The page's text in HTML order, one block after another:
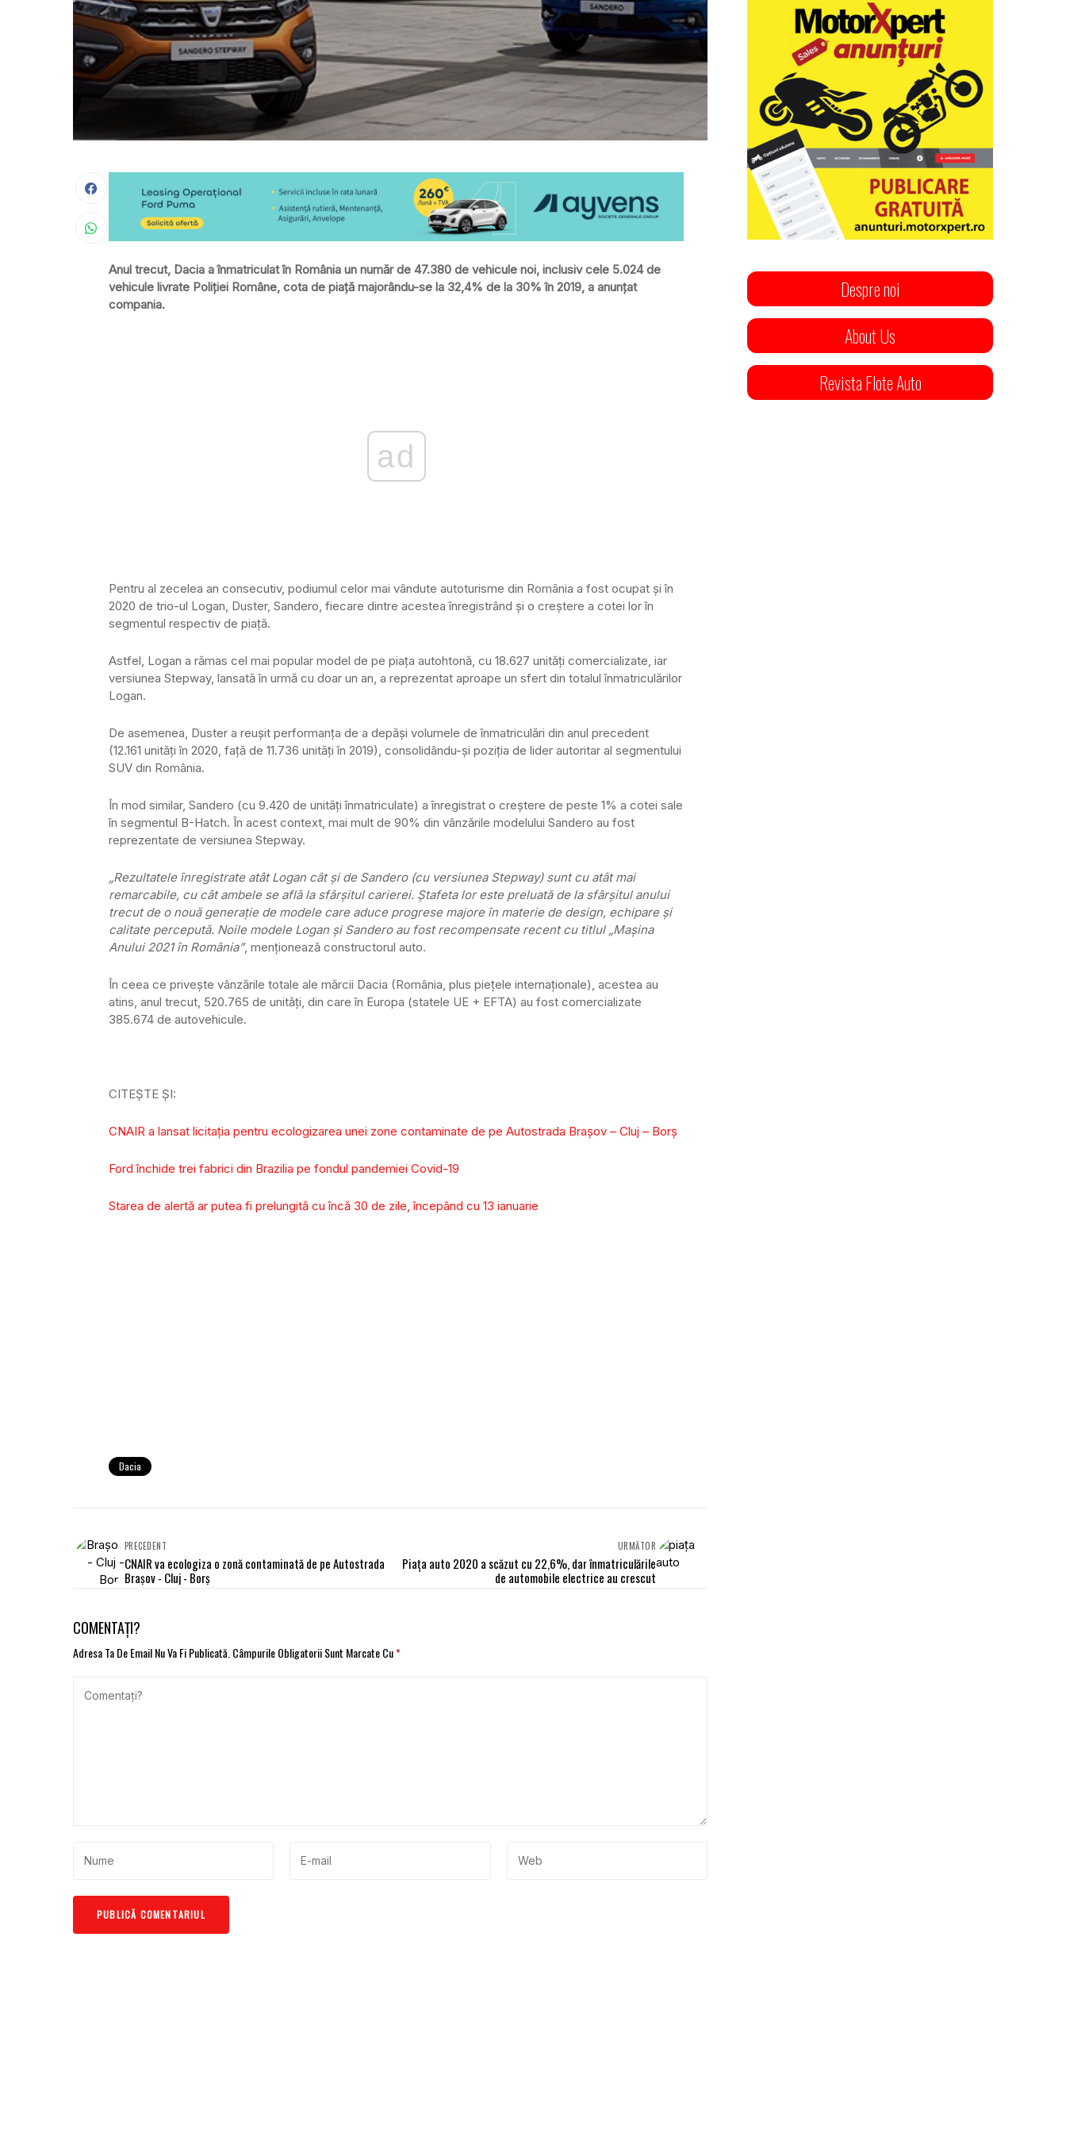
Anul trecut, Dacia a înmatriculat în România un număr de 47.380 de vehicule noi, inclusiv cele 5.024 de
vehicule livrate Poliţiei Române, cota de piaţă majorându-se la 32,4% de la 30% în 2019, a anunțat
compania.
ad
Pentru al zecelea an consecutiv, podiumul celor mai vândute autoturisme din România a fost ocupat şi în
2020 de trio-ul Logan, Duster, Sandero, fiecare dintre acestea înregistrând şi o creştere a cotei lor în
segmentul respectiv de piaţă.
Astfel, Logan a rămas cel mai popular model de pe piaţa autohtonă, cu 18.627 unităţi comercializate, iar
versiunea Stepway, lansată în urmă cu doar un an, a reprezentat aproape un sfert din totalul înmatriculărilor
Logan.
De asemenea, Duster a reuşit performanţa de a depăşi volumele de înmatriculări din anul precedent
(12.161 unităţi în 2020, faţă de 11.736 unităţi în 2019), consolidându-şi poziţia de lider autoritar al segmentului
SUV din România.
În mod similar, Sandero (cu 9.420 de unităţi înmatriculate) a înregistrat o creştere de peste 1% a cotei sale
în segmentul B-Hatch. În acest context, mai mult de 90% din vânzările modelului Sandero au fost
reprezentate de versiunea Stepway.
„Rezultatele înregistrate atât Logan cât şi de Sandero (cu versiunea Stepway) sunt cu atât mai
remarcabile, cu cât ambele se află la sfârşitul carierei. Ştafeta lor este preluată de la sfârşitul anului
trecut de o nouă generaţie de modele care aduce progrese majore în materie de design, echipare şi
calitate percepută. Noile modele Logan şi Sandero au fost recompensate recent cu titlul „Maşina
Anului 2021 în România”, menţionează constructorul auto.
În ceea ce priveşte vânzările totale ale mărcii Dacia (România, plus pieţele internaţionale), acestea au
atins, anul trecut, 520.765 de unităţi, din care în Europa (statele UE + EFTA) au fost comercializate
385.674 de autovehicule.
CITEȘTE ȘI:
CNAIR a lansat licitația pentru ecologizarea unei zone contaminate de pe Autostrada Braşov – Cluj – Borş
Ford închide trei fabrici din Brazilia pe fondul pandemiei Covid-19
Starea de alertă ar putea fi prelungită cu încă 30 de zile, începând cu 13 ianuarie
Dacia
PRECEDENT
CNAIR va ecologiza o zonă contaminată de pe Autostrada
Braşov - Cluj - Borş
URMĂTOR
Piața auto 2020 a scăzut cu 22,6%, dar înmatriculările
de automobile electrice au crescut
COMENTAȚI?
Adresa Ta De Email Nu Va Fi Publicată. Câmpurile Obligatorii Sunt Marcate Cu*
Despre noi
About Us
Revista Flote Auto